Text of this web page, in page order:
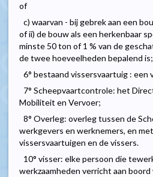
of
c) waarvan - bij gebrek aan een
of ii) de bouw als een herkenbaar
minste 50 ton of 1 % van de
de twee hoeveelheden bepalend is;
6° bestaand vissersvaartuig :
7° Scheepvaartcontrole: het
Mobiliteit en Vervoer;
8° Overleg: overleg tussen de
werkgevers en werknemers, en
vissersvaartuigen en de vissers.
10° visser: elke persoon die
werkzaamheden verricht aan